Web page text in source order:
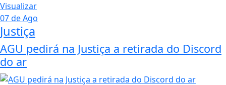
Visualizar
07 de Ago
Justiça
AGU pedirá na Justiça a retirada do Discord
do ar